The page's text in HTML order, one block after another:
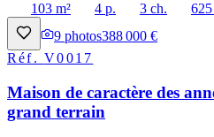
103 m²
4 p. 3 ch.
625
9 photos388 000 €
Réf.V0017
Maison de caractère des
grand terrain